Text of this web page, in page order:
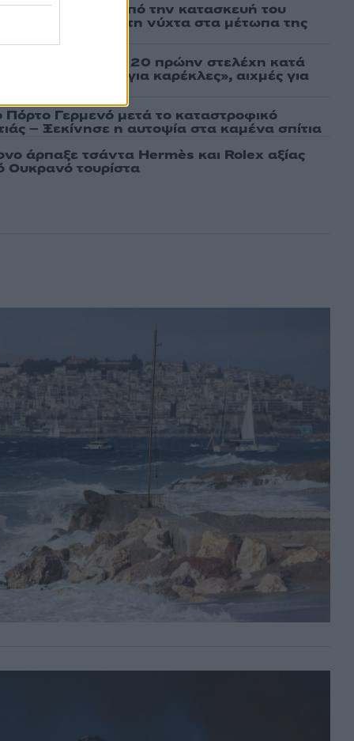
εικόνες από την κατασκευή του
θα επιχειρεί και τη νύχτα στα μέτωπα της
και ακόμη 20 πρώην στελέχη κατά
αποχωρήσαμε για καρέκλες», αιχμές για
Πόρτο Γερμενό μετά το καταστροφικό
– Ξεκίνησε η αυτοψία στα καμένα σπίτια
άρπαξε τσάντα Hermès και Rolex αξίας
τουρίστα